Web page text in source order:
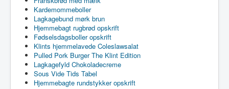
Kardemommeboller
Lagkagebund mørk brun
Hjemmebagt rugbrød opskrift
Fødselsdagsboller opskrift
Klints hjemmelavede Coleslawsalat
Pulled Pork Burger The Klint Edition
Lagkagefyld Chokoladecreme
Sous Vide Tids Tabel
Hjemmebagte rundstykker opskrift